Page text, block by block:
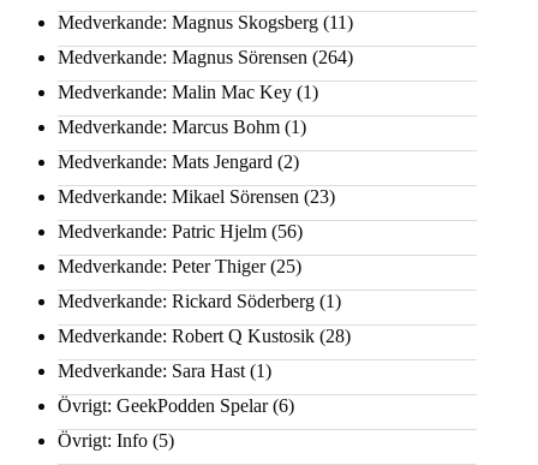
Medverkande: Magnus Skogsberg (11)
Medverkande: Magnus Sörensen (264)
Medverkande: Malin Mac Key (1)
Medverkande: Marcus Bohm (1)
Medverkande: Mats Jengard (2)
Medverkande: Mikael Sörensen (23)
Medverkande: Patric Hjelm (56)
Medverkande: Peter Thiger(25)
Medverkande: Rickard Söderberg (1)
Medverkande: Robert Q Kustosik (28)
Medverkande: Sara Hast (1)
Övrigt: GeekPodden Spelar(6)
Övrigt: Info (5)